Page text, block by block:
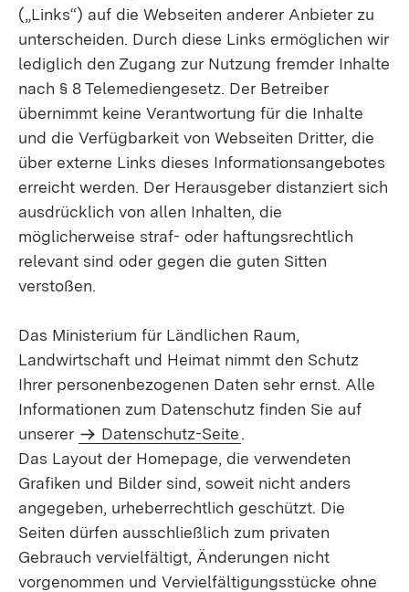
(„Links“) auf die Webseiten anderer Anbieter zu
unterscheiden. Durch diese Links ermöglichen wir
lediglich den Zugang zur Nutzung fremder Inhalte
nach § 8 Telemediengesetz. Der Betreiber
übernimmt keine Verantwortung für die Inhalte
und die Verfügbarkeit von Webseiten Dritter, die
über externe Links dieses Informationsangebotes
erreicht werden. Der Herausgeber distanziert sich
ausdrücklich von allen Inhalten, die
möglicherweise straf- oder haftungsrechtlich
relevant sind oder gegen die guten Sitten
verstoßen.
Das Ministerium für Ländlichen Raum,
Landwirtschaft und Heimat nimmt den Schutz
Ihrer personenbezogenen Daten sehr ernst. Alle
Informationen zum Datenschutz finden Sie auf
unserer
Datenschutz-Seite.
Das Layout der Homepage, die verwendeten
Grafiken und Bilder sind, soweit nicht anders
angegeben, urheberrechtlich geschützt. Die
Seiten dürfen ausschließlich zum privaten
Gebrauch vervielfältigt, Änderungen nicht
vorgenommen und Vervielfältigungsstücke ohne